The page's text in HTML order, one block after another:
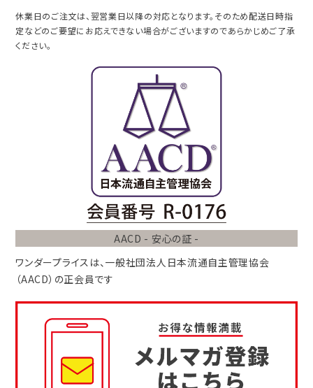
休業日のご注文は、翌営業日以降の対応となります。そのため配送日時指
定などのご要望にお応えできない場合がございますのであらかじめご了承
ください。
AACD - 安心の証 -
ワンダープライスは、 一般社団法人 日本流通自主管理協会
（AACD） の正会員です